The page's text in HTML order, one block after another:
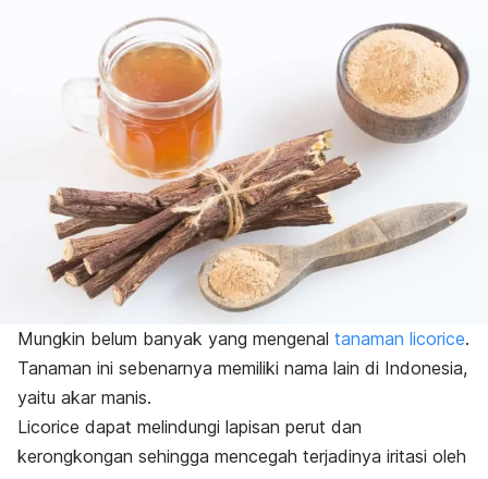
Mungkin belum banyak yang mengenal tanaman licorice.
Tanaman ini sebenarnya memiliki nama lain di Indonesia,
yaitu akar manis.
Licorice dapat melindungi lapisan perut dan
kerongkongan sehingga mencegah terjadinya iritasi oleh